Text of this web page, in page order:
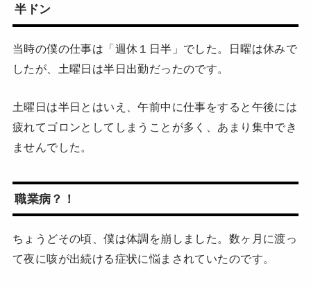
半ドン
当時の僕の仕事は「週休１日半」でした。日曜は休みで
したが、土曜日は半日出勤だったのです。
土曜日は半日とはいえ、午前中に仕事をすると午後には
疲れてゴロンとしてしまうことが多く、あまり集中でき
ませんでした。
職業病？！
ちょうどその頃、僕は体調を崩しました。数ヶ月に渡っ
て夜に咳が出続ける症状に悩まされていたのです。